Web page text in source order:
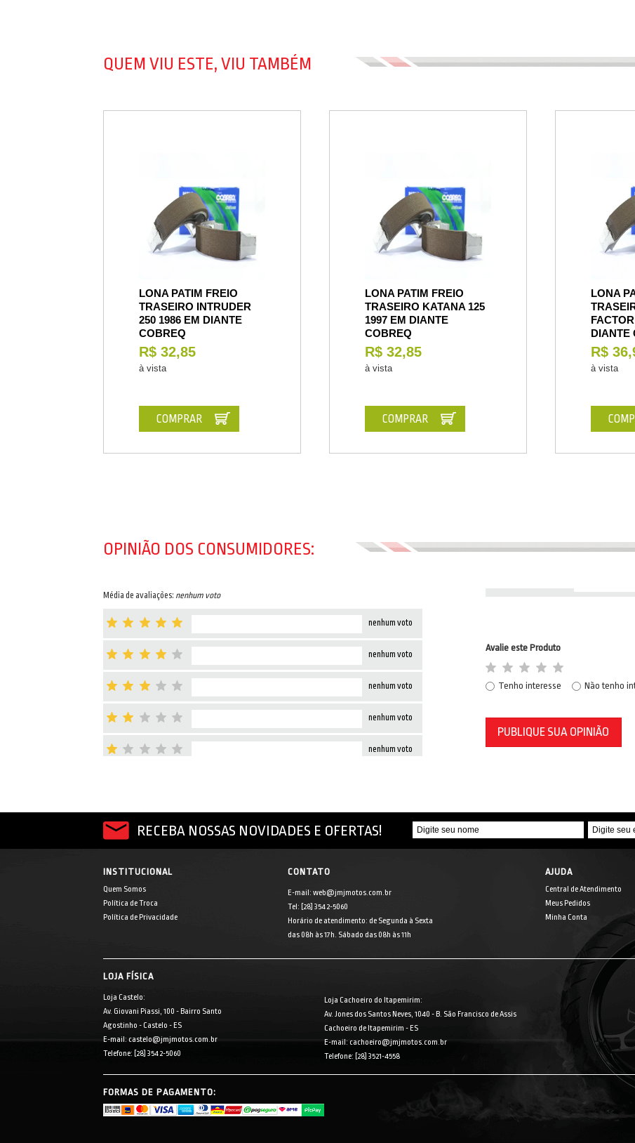
QUEM VIU ESTE, VIU TAMBÉM
LONA PATIM FREIO
TRASEIRO INTRUDER
250 1986 EM DIANTE
COBREQ
R$ 32,85
à vista
COMPRAR
LONA PATIM FREIO
TRASEIRO KATANA 125
1997 EM DIANTE
COBREQ
R$ 32,85
à vista
COMPRAR
LONA
DIANTE
R$
à vista
OPINIÃO DOS CONSUMIDORES:
Média de avaliações: nenhum voto
nenhum voto
nenhum voto
nenhum voto
nenhum voto
nenhum voto
Avalie este Produto
Tenho interesse Não tenho
PUBLIQUE SUA OPINIÃO
RECEBA NOSSAS NOVIDADES E OFERTAS!
INSTITUCIONAL
Quem Somos
Política de Troca
Política de Privacidade
CONTATO
E-mail: web@jmjmotos.com.br
Tel: [28] 3542-5060
Horário de atendimento: de Segunda à Sexta
das 08h às 17h. Sábado das 08h às 11h
AJUDA
Central de Atendimento
Meus Pedidos
Minha Conta
LOJA FÍSICA
Loja Castelo:
Av. Giovani Piassi, 100 - Bairro Santo
Agostinho - Castelo - ES
E-mail: castelo@jmjmotos.com.br
Telefone: [28] 3542-5060
Loja Cachoeiro do Itapemirim:
Av. Jones dos Santos Neves, 1040 - B. São Francisco de Assis
Cachoeiro de Itapemirim - ES
E-mail: cachoeiro@jmjmotos.com.br
Telefone: [28] 3521-4558
FORMAS DE PAGAMENTO: